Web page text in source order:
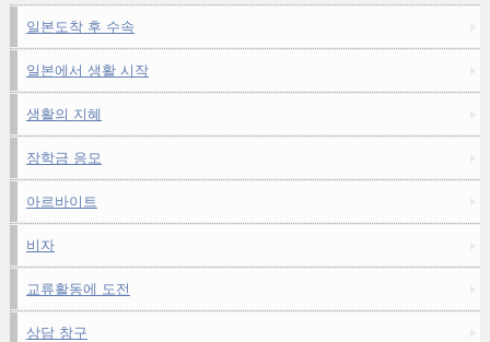
일본도착 후 수속
일본에서 생활 시작
생활의 지혜
장학금 응모
아르바이트
비자
교류활동에 도전
상담 창구